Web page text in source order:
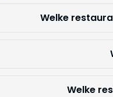
Welke
Welke